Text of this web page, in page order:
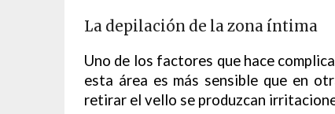
La depilación de la zona íntima
Uno de los factores que hace
esta área es más sensible que en
retirar el vello se produzcan